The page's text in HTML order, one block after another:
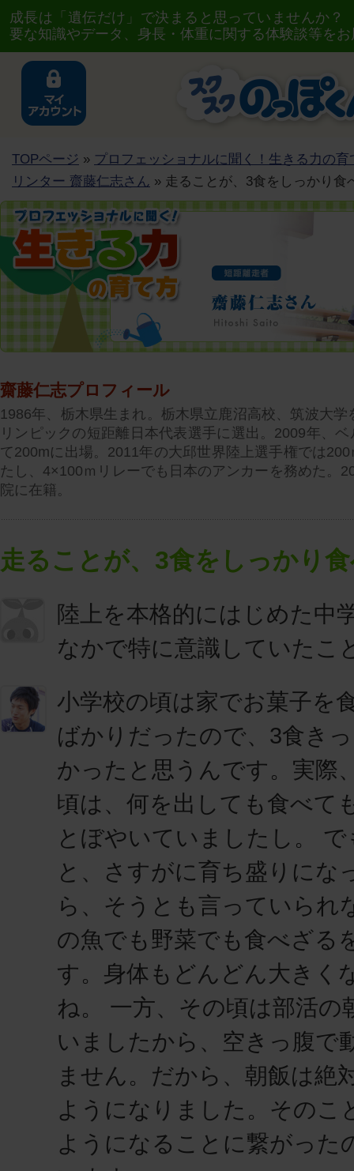
成長は「遺伝だけ」で決まると思っていませんか
要な知識やデータ、身長・体重に関する体験談等を
TOPページ » プロフェッショナルに聞く！生きる力の育
リンター 齋藤仁志さん » 走ることが、3食をしっかり食
齋藤仁志プロフィール
1986年、栃木県生まれ。栃木県立鹿沼高校、筑波大
リンピックの短距離日本代表選手に選出。2009年、
て200mに出場。2011年の大邱世界陸上選手権では
たし、4×100ｍリレーでも日本のアンカーを務めた。
院に在籍。
走ることが、3食をしっかり
陸上を本格的にはじめた中
なかで特に意識していたこ
小学校の頃は家でお菓子を
ばかりだったので、3食き
かったと思うんです。実際
頃は、何を出しても食べて
とぼやいていましたし。
と、さすがに育ち盛りにな
ら、そうとも言っていられ
の魚でも野菜でも食べざる
す。身体もどんどん大きく
ね。 一方、その頃は部活の
いましたから、空きっ腹で
ません。だから、朝飯は絶
ようになりました。そのこ
ようになることに繋がった